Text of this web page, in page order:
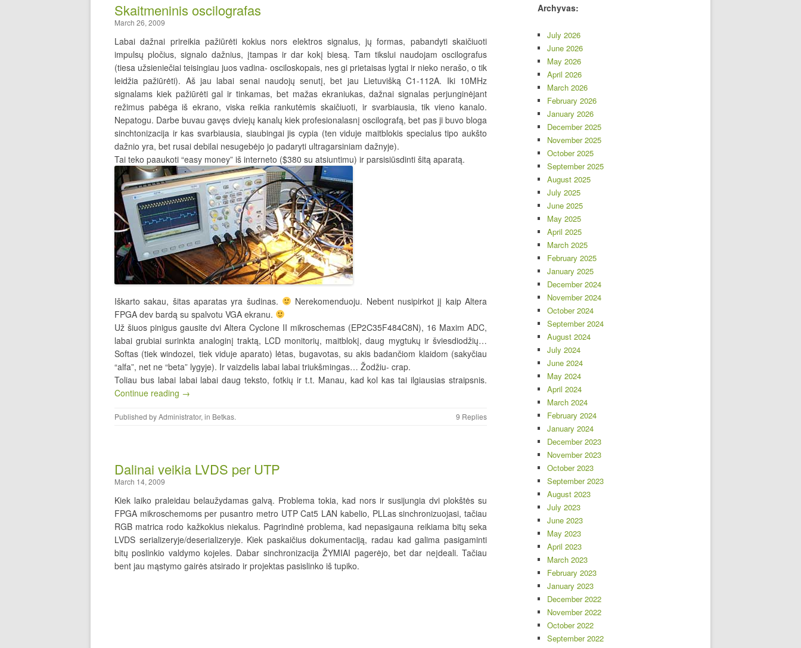
Skaitmeninis oscilografas
March 26, 2009
Labai dažnai prireikia pažiūrėti kokius nors elektros signalus, jų formas, pabandyti skaičiuoti
impulsų pločius, signalo dažnius, įtampas ir dar kokį biesą. Tam tikslui naudojam oscilografus
(tiesa užsieniečiai teisingiau juos vadina- osciloskopais, nes gi prietaisas lygtai ir nieko nerašo, o tik
leidžia pažiūrėti). Aš jau labai senai naudojų senutį, bet jau Lietuvišką C1-112A. Iki 10MHz
signalams kiek pažiūrėti gal ir tinkamas, bet mažas ekraniukas, dažnai signalas perjunginėjant
režimus pabėga iš ekrano, viska reikia rankutėmis skaičiuoti, ir svarbiausia, tik vieno kanalo.
Nepatogu. Darbe buvau gavęs dviejų kanalų kiek profesionalasnį oscilografą, bet pas ji buvo bloga
sinchtonizacija ir kas svarbiausia, siaubingai jis cypia (ten viduje maitblokis specialus tipo aukšto
dažnio yra, bet rusai debilai nesugebėjo jo padaryti ultragarsiniam dažnyje).
Tai teko paaukoti “easy money” iš interneto ($380 su atsiuntimu) ir parsisiūsdinti šitą aparatą.
Iškarto sakau, šitas aparatas yra šudinas.
Nerekomenduoju. Nebent nusipirkot jį kaip Altera
FPGA dev bardą su spalvotu VGA ekranu.
Už šiuos pinigus gausite dvi Altera Cyclone II mikroschemas (EP2C35F484C8N), 16 Maxim ADC,
labai grubiai surinkta analoginį traktą, LCD monitorių, maitblokį, daug mygtukų ir šviesdiodžių…
Softas (tiek windozei, tiek viduje aparato) lėtas, bugavotas, su akis badančiom klaidom (sakyčiau
“alfa”, net ne “beta” lygyje). Ir vaizdelis labai labai triukšmingas… Žodžiu- crap.
Toliau bus labai labai labai daug teksto, fotkių ir t.t. Manau, kad kol kas tai ilgiausias straipsnis.
Continue reading →
Published byAdministrator, in Betkas. 9 Replies
Dalinai veikia LVDS per UTP
March 14, 2009
Kiek laiko praleidau belaužydamas galvą. Problema tokia, kad nors ir susijungia dvi plokštės su
FPGA mikroschemoms per pusantro metro UTP Cat5 LAN kabelio, PLLas sinchronizuojasi, tačiau
RGB matrica rodo kažkokius niekalus. Pagrindinė problema, kad nepasigauna reikiama bitų seka
LVDS serializeryje/deserializeryje. Kiek paskaičius dokumentaciją, radau kad galima pasigaminti
bitų poslinkio valdymo kojeles. Dabar sinchronizacija ŽYMIAI pagerėjo, bet dar neįdeali. Tačiau
bent jau mąstymo gairės atsirado ir projektas pasislinko iš tupiko.
Archyvas:
July 2026
June 2026
May 2026
April 2026
March 2026
February 2026
January 2026
December 2025
November 2025
October 2025
September 2025
August 2025
July 2025
June 2025
May 2025
April 2025
March 2025
February 2025
January 2025
December 2024
November 2024
October 2024
September 2024
August 2024
July 2024
June 2024
May 2024
April 2024
March 2024
February 2024
January 2024
December 2023
November 2023
October 2023
September 2023
August 2023
July 2023
June 2023
May 2023
April 2023
March 2023
February 2023
January 2023
December 2022
November 2022
October 2022
September 2022